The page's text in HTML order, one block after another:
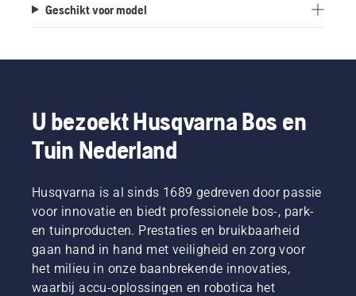
Geschikt voor model
U bezoekt Husqvarna Bos en
Tuin Nederland
Husqvarna is al sinds 1689 gedreven door passie
voor innovatie en biedt professionele bos-, park-
en tuinproducten. Prestaties en bruikbaarheid
gaan hand in hand met veiligheid en zorg voor
het milieu in onze baanbrekende innovaties,
waarbij accu-oplossingen en robotica het